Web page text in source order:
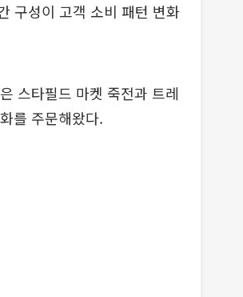
구성이 고객 소비 패턴 변화
스타필드 마켓 죽전과 트레
를 주문해왔다.